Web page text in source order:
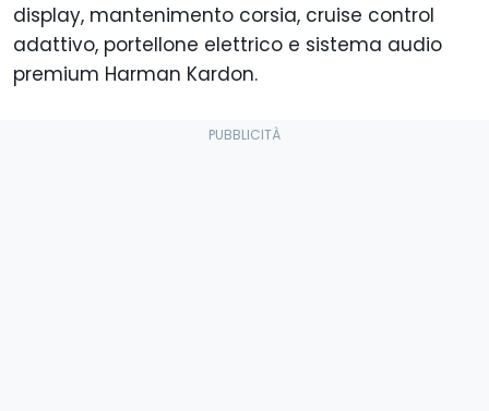
display, mantenimento corsia, cruise control
adattivo, portellone elettrico e sistema audio
premium Harman Kardon.